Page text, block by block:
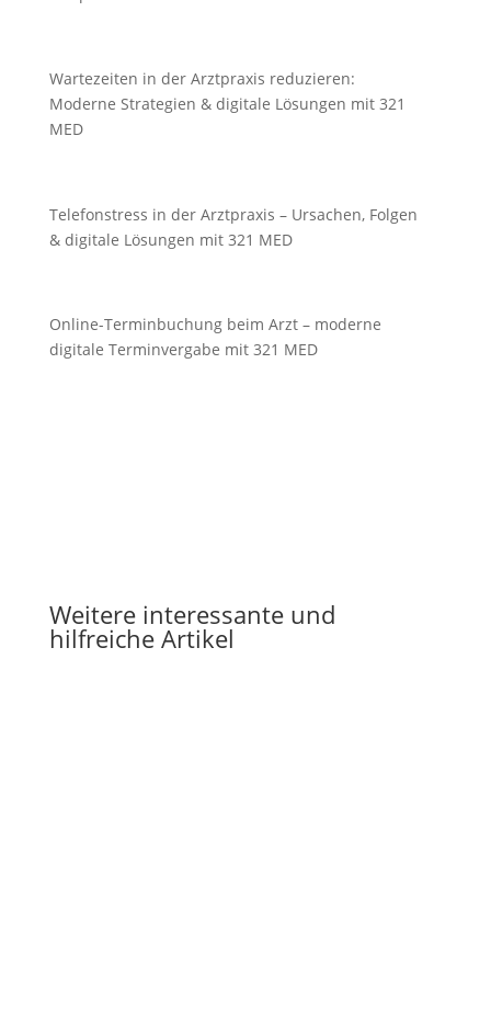
Wartezeiten in der Arztpraxis reduzieren:
Moderne Strategien & digitale Lösungen mit 321
MED
Telefonstress in der Arztpraxis – Ursachen, Folgen
& digitale Lösungen mit 321 MED
Online-Terminbuchung beim Arzt – moderne
digitale Terminvergabe mit 321 MED
Weitere interessante und
hilfreiche Artikel